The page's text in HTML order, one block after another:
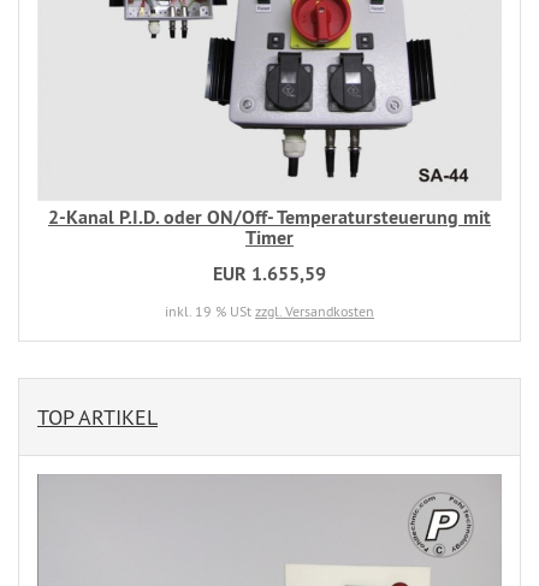
2-Kanal P.I.D. oder ON/Off- Temperatursteuerung mit
Timer
EUR 1.655,59
inkl. 19 % USt zzgl. Versandkosten
TOP ARTIKEL